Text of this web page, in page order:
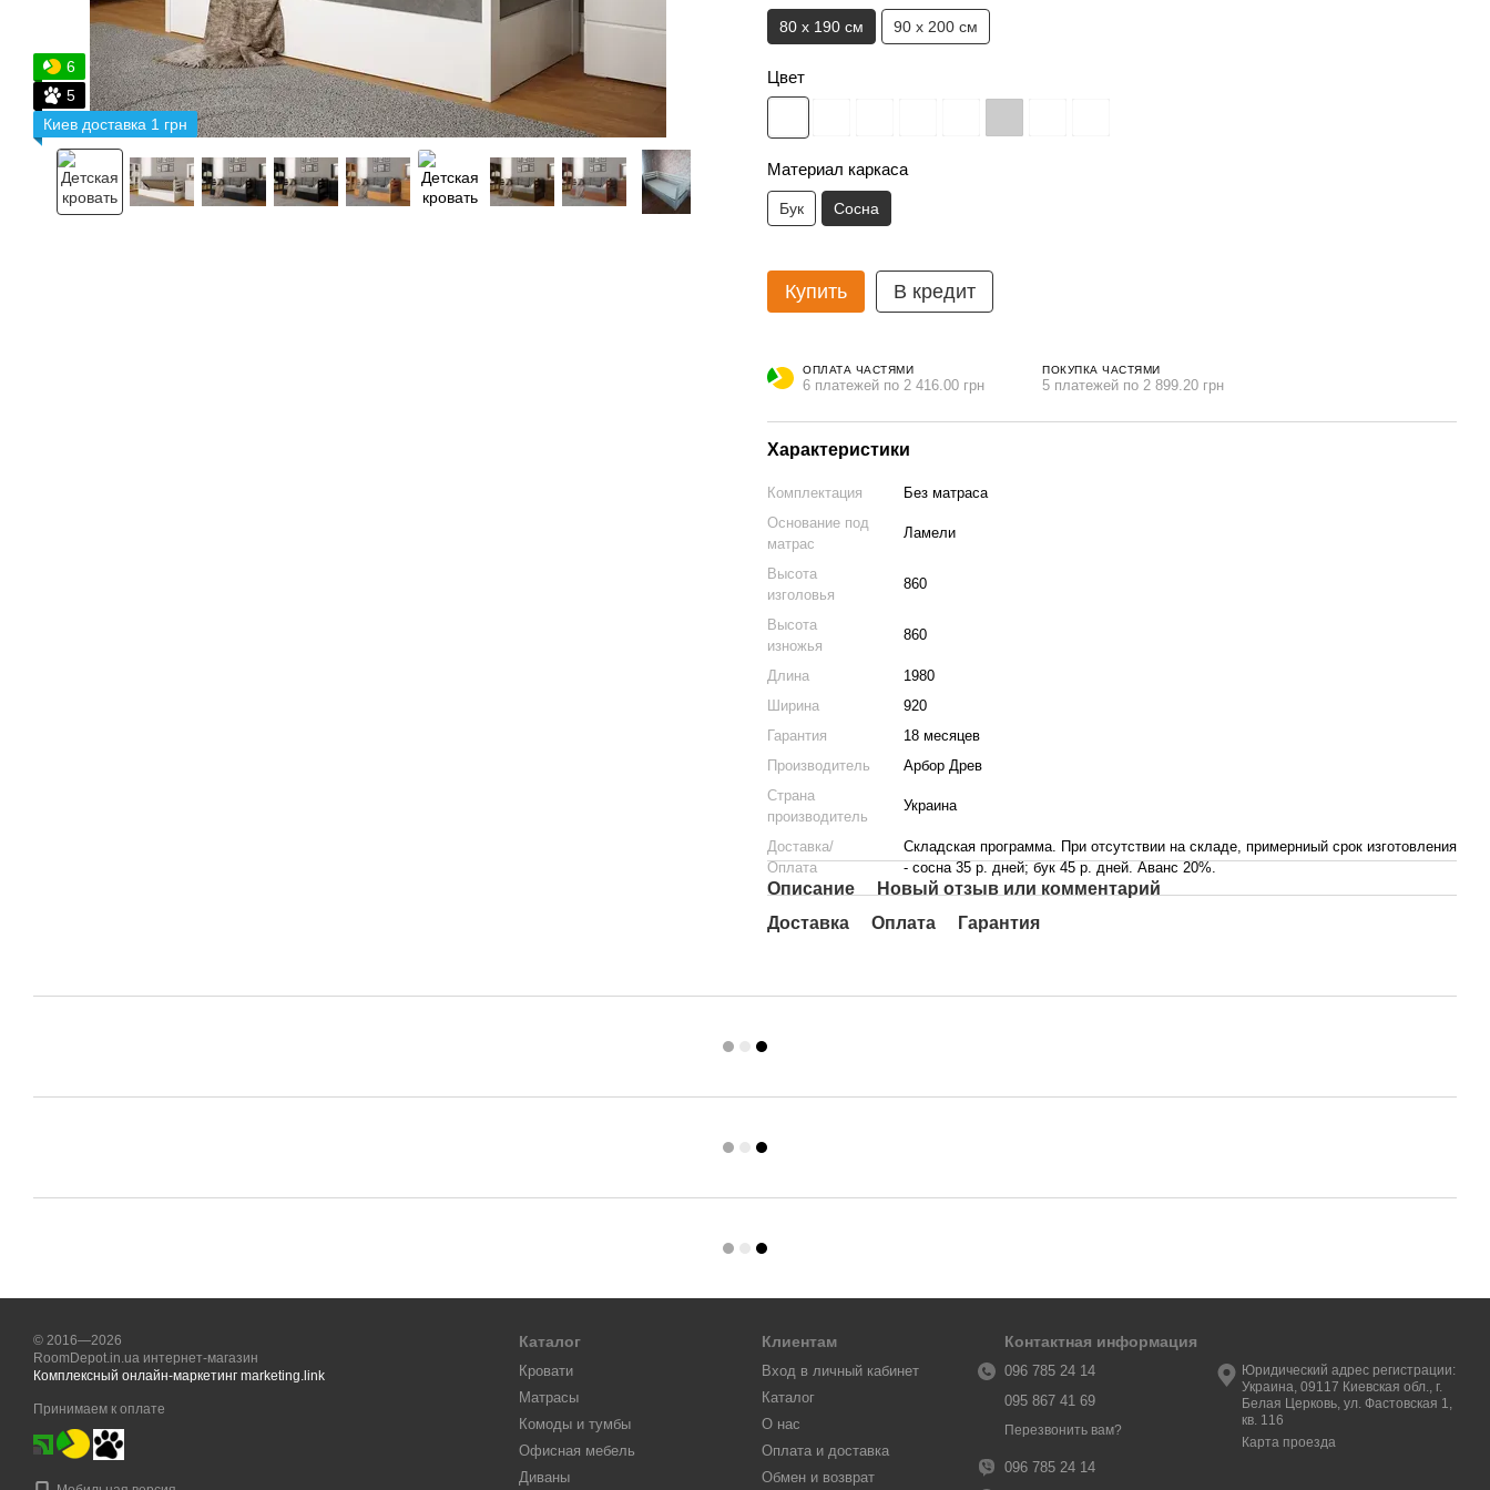
6
5
Киев доставка 1 грн
80 х 190 см 90 х 200 см
Цвет
Материал каркаса
Бук Сосна
Купить В кредит
ОПЛАТА ЧАСТЯМИ
6 платежей по 2 416.00 грн
ПОКУПКА ЧАСТЯМИ
5 платежей по 2 899.20 грн
Характеристики
Комплектация
Без матраса
Основание под
матрас
Ламели
Высота
изголовья
860
Высота
изножья
860
Длина
1980
Ширина
920
Гарантия
18 месяцев
Производитель
Арбор Древ
Страна
производитель
Украина
Доставка/
Оплата
Складская программа. При отсутствии на складе, примерниый срок изготовления
- сосна 35 р. дней; бук 45 р. дней. Аванс 20%.
Описание
Новый отзыв или комментарий
Доставка
Оплата Гарантия
© 2016—2026
RoomDepot.in.ua интернет-магазин
Комплексный онлайн-маркетинг marketing.link
Принимаем к оплате
Каталог
Кровати
Матрасы
Комоды и тумбы
Офисная мебель
Диваны
Клиентам
Вход в личный кабинет
Каталог
О нас
Оплата и доставка
Обмен и возврат
Контактная информация
096 785 24 14
095 867 41 69
Перезвонить вам?
096 785 24 14
Юридический адрес регистрации:
Украина, 09117 Киевская обл., г.
Белая Церковь, ул. Фастовская 1,
кв. 116
Карта проезда